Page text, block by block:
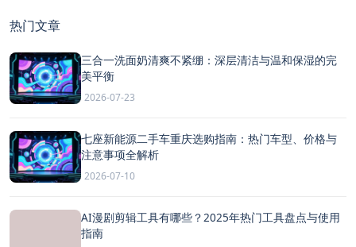
热门文章
三合一洗面奶清爽不紧绷：深层清洁与温和保湿的完
美平衡
2026-07-23
七座新能源二手车重庆选购指南：热门车型、价格与
注意事项全解析
2026-07-10
AI漫剧剪辑工具有哪些？2025年热门工具盘点与使用
指南